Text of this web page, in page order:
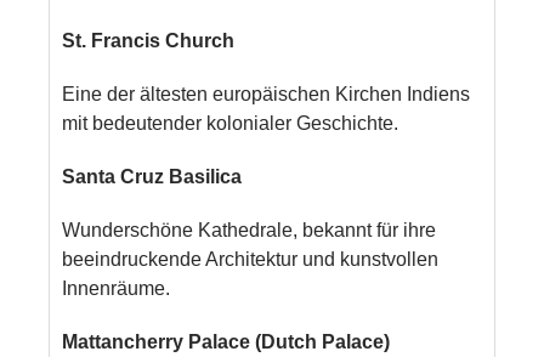
St. Francis Church
Eine der ältesten europäischen Kirchen Indiens
mit bedeutender kolonialer Geschichte.
Santa Cruz Basilica
Wunderschöne Kathedrale, bekannt für ihre
beeindruckende Architektur und kunstvollen
Innenräume.
Mattancherry Palace (Dutch Palace)